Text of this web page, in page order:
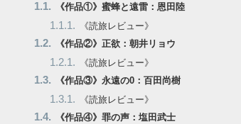
《作品①》蜜蜂と遠雷：恩田陸
《読旅レビュー》
《作品②》正欲：朝井リョウ
《読旅レビュー》
《作品③》永遠の0：百田尚樹
《読旅レビュー》
《作品④》罪の声：塩田武士